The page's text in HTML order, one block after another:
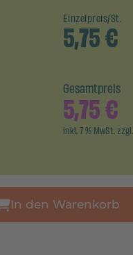
Einzelpreis/St.
5,75€
Gesamtpreis
5,75€
inkl. 7 % MwSt. zzgl.
In den Warenkorb